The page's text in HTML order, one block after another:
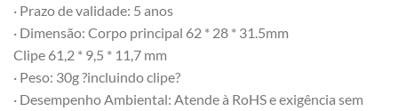
· Prazo de validade: 5 anos
· Dimensão: Corpo principal 62 * 28 * 31.5mm
Clipe 61,2 * 9,5 * 11,7 mm
· Peso: 30g ?incluindo clipe?
· Desempenho Ambiental: Atende à RoHS e exigência sem